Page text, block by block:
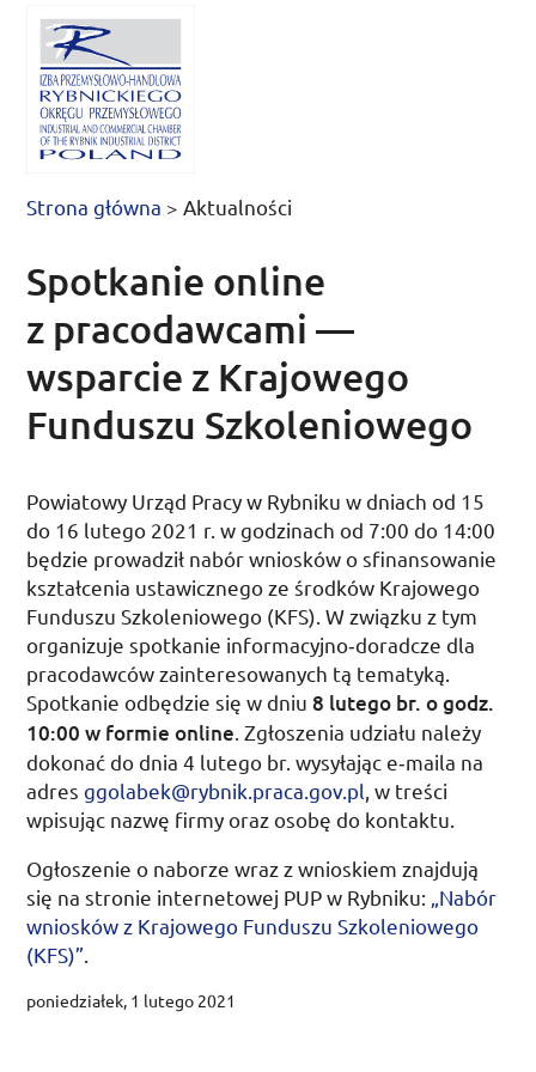
Strona główna > Aktualności
Spotkanie online
z pracodawcami —
wsparcie z Krajowego
Funduszu Szkoleniowego
Powiatowy Urząd Pracy w Rybniku w dniach od 15
do 16 lutego 2021 r. w godzinach od 7:00 do 14:00
będzie prowadził nabór wniosków o sfinansowanie
kształcenia ustawicznego ze środków Krajowego
Funduszu Szkoleniowego (KFS). W związku z tym
organizuje spotkanie informacyjno­‑doradcze dla
pracodawców zainteresowanych tą tematyką.
Spotkanie odbędzie się w dniu8 lutego br. o godz.
10:00 w formie online . Zgłoszenia udziału należy
dokonać do dnia 4 lutego br. wysyłając e‑maila na
adresggolabek@rybnik.praca.gov.pl , w treści
wpisując nazwę firmy oraz osobę do kontaktu.
Ogłoszenie o naborze wraz z wnioskiem znajdują
się na stronie internetowej PUPw Rybniku:
„Nabór
wniosków z Krajowego Funduszu Szkoleniowego
(KFS)”
poniedziałek, 1 lutego 2021